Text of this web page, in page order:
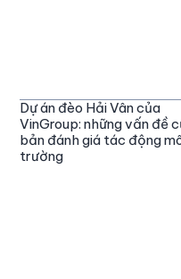
Dự án đèo Hải Vân của
VinGroup: những vấn đề
bản đánh giá tác động
trường